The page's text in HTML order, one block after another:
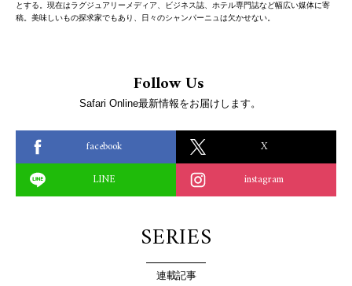
とする。現在はラグジュアリーメディア、ビジネス誌、ホテル専門誌など幅広い媒体に寄
稿。美味しいもの探求家でもあり、日々のシャンパーニュは欠かせない。
Follow Us
Safari Online最新情報をお届けします。
facebook
X
LINE
instagram
SERIES
連載記事